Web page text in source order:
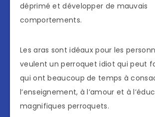
déprimé et développer de mauvais
comportements.
Les aras sont idéaux pour les
veulent un perroquet idiot qui peut
qui ont beaucoup de temps à
l’enseignement, à l’amour et à
magnifiques perroquets.